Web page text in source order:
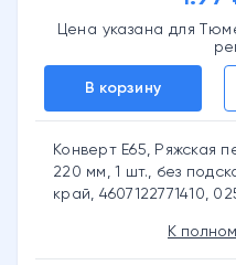
Цена указана для
В корзину
Конверт Е65, Ряжская
220 мм, 1 шт., без
край, 4607122771410,
К